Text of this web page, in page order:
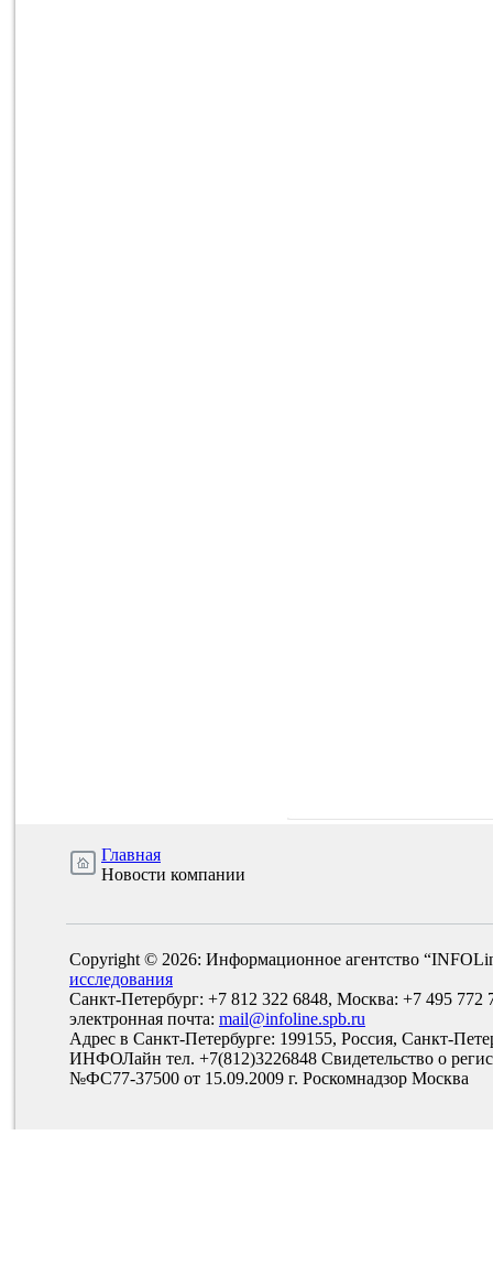
Главная
Новости компании
Copyright © 2026: Информационное агентство
исследования
Санкт-Петербург: +7 812 322 6848, Москва: +7 495 772
электронная почта: mail@infoline.spb.ru
Адрес в Санкт-Петербурге: 199155, Россия, Санкт-
ИНФОЛайн тел. +7(812)3226848 Свидетельство о
№ФС77-37500 от 15.09.2009 г. Роскомнадзор Москва